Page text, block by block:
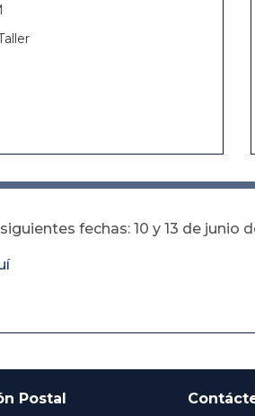
fechas: 10 y 13 de junio
Postal